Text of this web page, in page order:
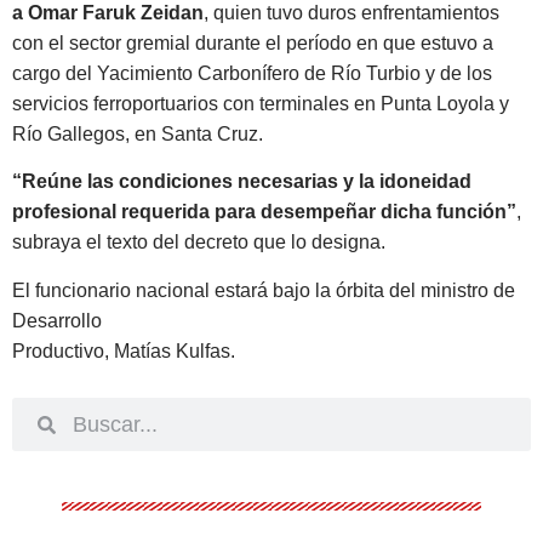
a Omar Faruk Zeidan, quien tuvo duros enfrentamientos
con el sector gremial durante el período en que estuvo a
cargo del Yacimiento Carbonífero de Río Turbio y de los
servicios ferroportuarios con terminales en Punta Loyola y
Río Gallegos, en Santa Cruz.
“Reúne las condiciones necesarias y la idoneidad
profesional requerida para desempeñar dicha función”,
subraya el texto del decreto que lo designa.
El funcionario nacional estará bajo la órbita del ministro de
Desarrollo
Productivo, Matías Kulfas.